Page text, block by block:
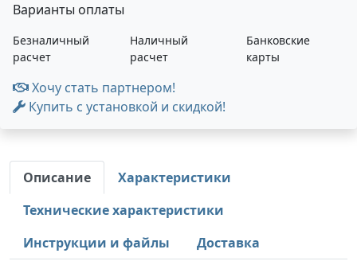
Варианты оплаты
Безналичный
расчет
Наличный
расчет
Банковские
карты
Хочу стать партнером!
Купить с установкой и скидкой!
Описание
Характеристики
Технические характеристики
Инструкции и файлы
Доставка